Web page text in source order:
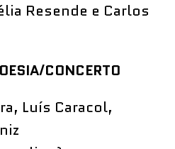
Resende e Carlos
CONCERTO
Luís Caracol,